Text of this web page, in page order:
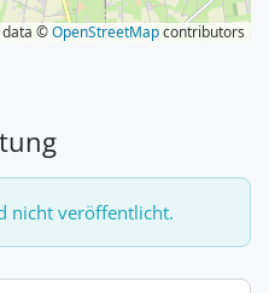
©OpenStreetMapcontributors
nicht veröffentlicht.